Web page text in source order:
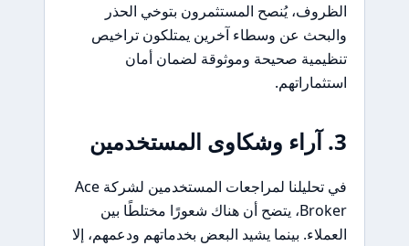
الظروف، يُنصح المستثمرون بتوخي الحذر
والبحث عن وسطاء آخرين يمتلكون تراخيص
تنظيمية صحيحة وموثوقة لضمان أمان
استثماراتهم.
3. آراء وشكاوى المستخدمين
في تحليلنا لمراجعات المستخدمين لشركة Ace
Broker، يتضح أن هناك شعورًا مختلطًا بين
العملاء. بينما يشيد البعض بخدماتهم ودعمهم، إلا